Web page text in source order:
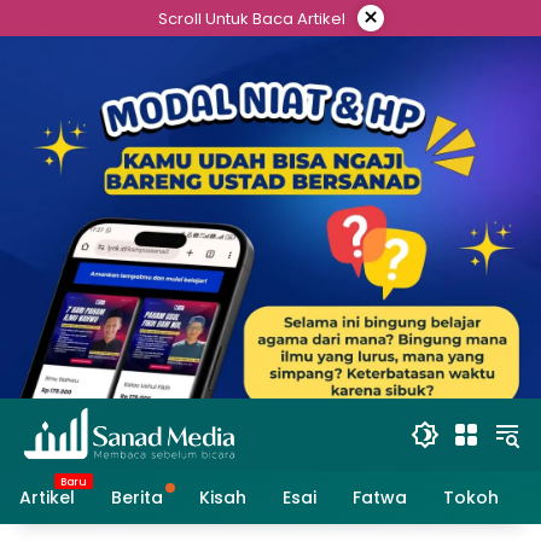
to
Scroll Untuk Baca Artikel ×
Artikel Berita Kisah Esai Fatwa Tokoh